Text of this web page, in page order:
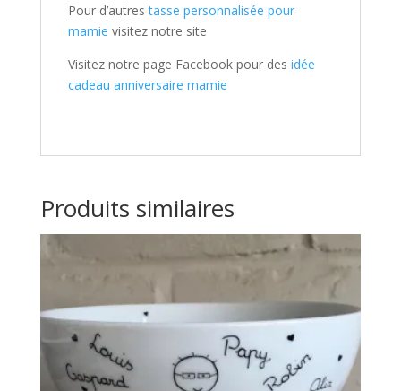
Pour d’autrestasse personnalisée pour
mamie visitez notre site
Visitez notre page Facebook pour des idée
cadeau anniversaire mamie
Produits similaires